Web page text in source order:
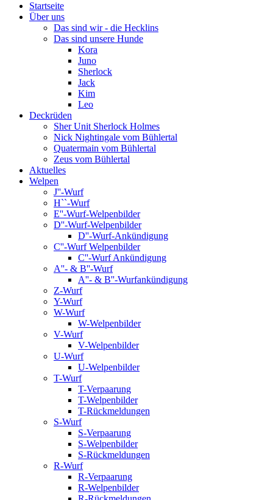
Startseite
Über uns
Das sind wir - die Hecklins
Das sind unsere Hunde
Kora
Juno
Sherlock
Jack
Kim
Leo
Deckrüden
Sher Unit Sherlock Holmes
Nick Nightingale vom Bühlertal
Quatermain vom Bühlertal
Zeus vom Bühlertal
Aktuelles
Welpen
J''-Wurf
H``-Wurf
E''-Wurf-Welpenbilder
D''-Wurf-Welpenbilder
D''-Wurf-Ankündigung
C''-Wurf Welpenbilder
C''-Wurf Ankündigung
A''- & B''-Wurf
A''- & B''-Wurfankündigung
Z-Wurf
Y-Wurf
W-Wurf
W-Welpenbilder
V-Wurf
V-Welpenbilder
U-Wurf
U-Welpenbilder
T-Wurf
T-Verpaarung
T-Welpenbilder
T-Rückmeldungen
S-Wurf
S-Verpaarung
S-Welpenbilder
S-Rückmeldungen
R-Wurf
R-Verpaarung
R-Welpenbilder